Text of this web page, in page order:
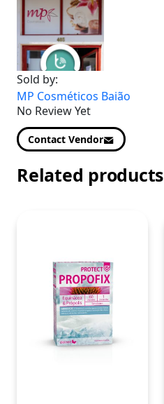
Sold by:
MP Cosméticos Baião
No Review Yet
Contact Vendor
Related products